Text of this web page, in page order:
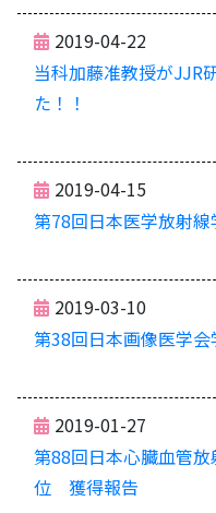
2019-04-22
当科加藤准教授がJJR
た！！
2019-04-15
第78回日本医学放射
2019-03-10
第38回日本画像医学会
2019-01-27
第88回日本心臓血管
位 獲得報告